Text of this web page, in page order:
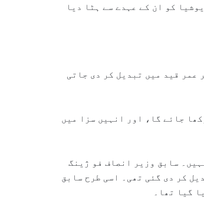
کو ان کے عہدے سے ہٹا دیا
عمر قید میں تبدیل کر دی جاتی
جائے گا، اور انہیں سزا میں
سابق وزیر انصاف فو ژینگ
تبدیل کر دی گئی تھی۔ اسی طرح سابق